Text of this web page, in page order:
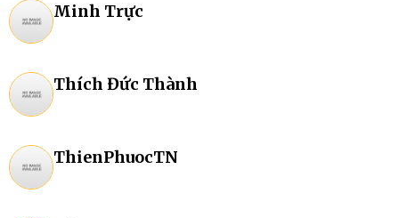
Minh Trực
Thích Đức Thành
ThienPhuocTN